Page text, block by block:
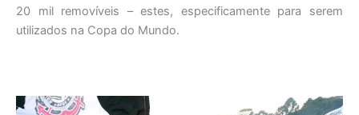
20 mil removíveis – estes, especificamente para serem
utilizados na Copa do Mundo.